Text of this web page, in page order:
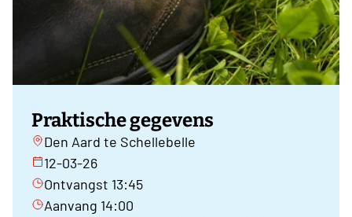
Praktische gegevens
Den Aard te Schellebelle
12-03-26
Ontvangst 13:45
Aanvang 14:00